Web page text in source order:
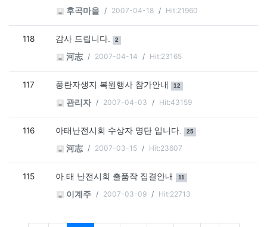
후곡마을 2007-04-18 Hit:21960
118 감사 드립니다. 댓글
2
河志 2007-04-14 Hit:23165
117 풍란자생지 복원행사 참가안내 댓글
12
관리자 2007-04-03 Hit:43159
116 아태난전시회 수상자 명단 입니다. 댓글
25
河志 2007-03-15 Hit:23607
115 아.태 난전시회 출품작 집결안내 댓글
11
이계주 2007-03-09 Hit:22713